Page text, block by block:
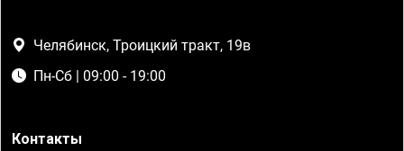
Челябинск, Троицкий тракт, 19в
Пн-Сб | 09:00 - 19:00
Контакты